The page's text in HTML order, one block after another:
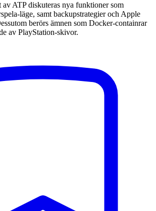
av ATP diskuteras nya funktioner som
läge, samt backupstrategier och Apple
berörs ämnen som Docker-containrar
av PlayStation-skivor.